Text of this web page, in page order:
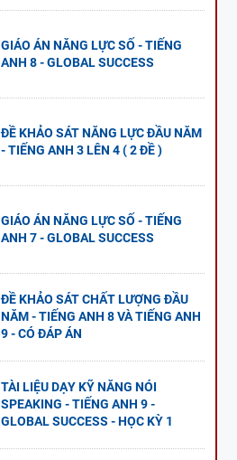
GIÁO ÁN NĂNG LỰC SỐ - TIẾNG
ANH 8 - GLOBAL SUCCESS
ĐỀ KHẢO SÁT NĂNG LỰC ĐẦU NĂM
- TIẾNG ANH 3 LÊN 4 ( 2 ĐỀ )
GIÁO ÁN NĂNG LỰC SỐ - TIẾNG
ANH 7 - GLOBAL SUCCESS
ĐỀ KHẢO SÁT CHẤT LƯỢNG ĐẦU
NĂM - TIẾNG ANH 8 VÀ TIẾNG ANH
9 - CÓ ĐÁP ÁN
TÀI LIỆU DẠY KỸ NĂNG NÓI
SPEAKING - TIẾNG ANH 9 -
GLOBAL SUCCESS - HỌC KỲ 1